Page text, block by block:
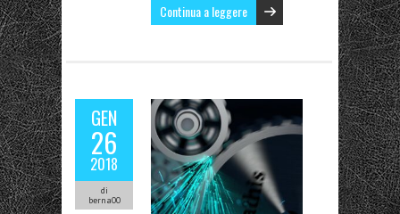
Continua a leggere
GEN
26
2018
di
berna00